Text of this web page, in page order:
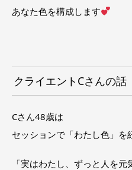
あなた色を構成します
クライエントCさんの話
Cさん48歳は
セッションで「わたし色」を
「実はわたし、ずっと人を